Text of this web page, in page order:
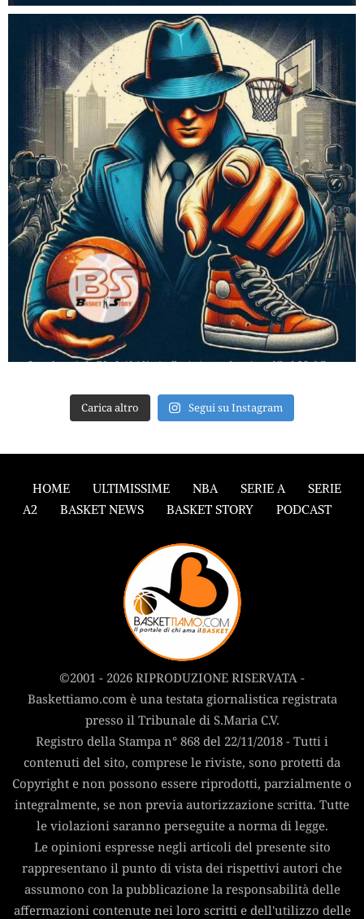
Carica altro Segui su Instagram
HOME ULTIMISSIME NBA SERIE A
SERIE
A2
BASKET NEWS BASKET STORY PODCAST
©2001 - 2026 RIPRODUZIONE RISERVATA -
Baskettiamo.com è una testata giornalistica registrata
presso il Tribunale di S.Maria C.V.
Registro della Stampa n° 868 del 22/11/2018 - Tutti i
contenuti del sito, comprese le riviste, sono protetti da
Copyright e non possono essere riprodotti, parzialmente o
integralmente, se non previa autorizzazione scritta. Tutte
le violazioni saranno perseguite a norma di legge.
Le opinioni espresse negli articoli del presente sito
rappresentano il punto di vista dei rispettivi autori che
assumono con la pubblicazione la responsabilità delle
affermazioni contenute nei loro scritti e dell'utilizzo delle